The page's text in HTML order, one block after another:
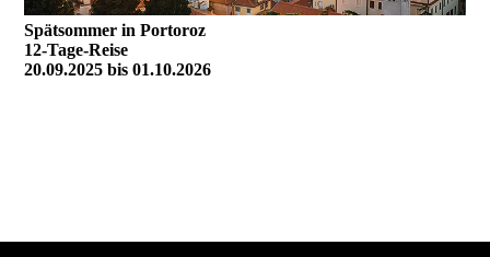
Spätsommer in Portoroz
12-Tage-Reise
20.09.2025 bis 01.10.2026